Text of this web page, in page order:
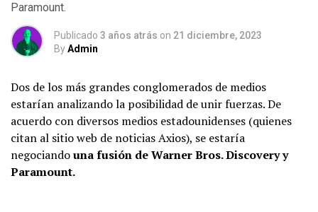
Paramount.
Publicado 3 años atrás on 21 diciembre, 2023
ByAdmin
Dos de los más grandes conglomerados de medios
estarían analizando la posibilidad de unir fuerzas. De
acuerdo con diversos medios estadounidenses (quienes
citan al sitio web de noticias Axios), se estaría
negociandouna fusión de Warner Bros. Discovery y
Paramount.